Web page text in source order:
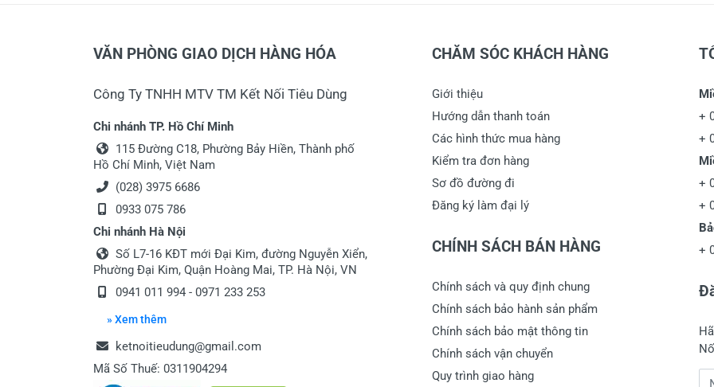
VĂN PHÒNG GIAO DỊCH HÀNG HÓA
Công Ty TNHH MTV TM Kết Nối Tiêu Dùng
Chi nhánh TP. Hồ Chí Minh
115 Đường C18, Phường Bảy Hiền, Thành phố
Hồ Chí Minh, Việt Nam
(028) 3975 6686
0933 075 786
Chi nhánh Hà Nội
Số L7-16 KĐT mới Đại Kim, đường Nguyễn Xiển,
Phường Đại Kim, Quận Hoàng Mai, TP. Hà Nội, VN
0941 011 994 - 0971 233 253
» Xem thêm
ketnoitieudung@gmail.com
Mã Số Thuế: 0311904294
CHĂM SÓC KHÁCH HÀNG
Giới thiệu
Hướng dẫn thanh toán
Các hình thức mua hàng
Kiểm tra đơn hàng
Sơ đồ đường đi
Đăng ký làm đại lý
CHÍNH SÁCH BÁN HÀNG
Chính sách và quy định chung
Chính sách bảo hành sản phẩm
Chính sách bảo mật thông tin
Chính sách vận chuyển
Quy trình giao hàng
+
+
+
+
+